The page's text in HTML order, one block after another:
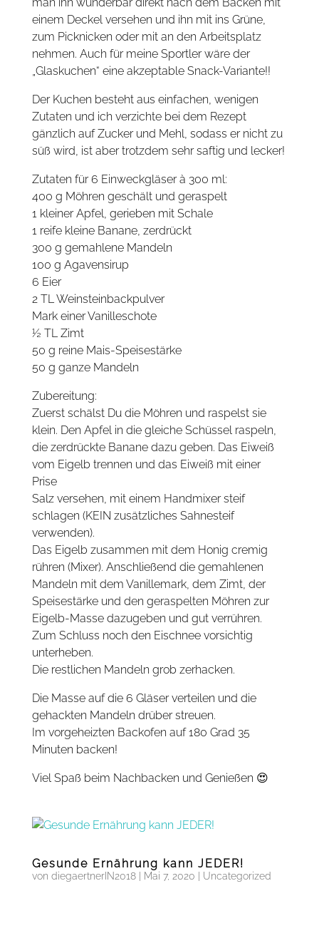
einem Deckel versehen und ihn mit ins Grüne,
zum Picknicken oder mit an den Arbeitsplatz
nehmen. Auch für meine Sportler wäre der
„Glaskuchen“ eine akzeptable Snack-Variante!!
Der Kuchen besteht aus einfachen, wenigen
Zutaten und ich verzichte bei dem Rezept
gänzlich auf Zucker und Mehl, sodass er nicht zu
süß wird, ist aber trotzdem sehr saftig und lecker!
Zutaten für 6 Einweckgläser à 300 ml:
400 g Möhren geschält und geraspelt
1 kleiner Apfel, gerieben mit Schale
1 reife kleine Banane, zerdrückt
300 g gemahlene Mandeln
100 g Agavensirup
6 Eier
2 TL Weinsteinbackpulver
Mark einer Vanilleschote
½ TL Zimt
50 g reine Mais-Speisestärke
50 g ganze Mandeln
Zubereitung:
Zuerst schälst Du die Möhren und raspelst sie
klein. Den Apfel in die gleiche Schüssel raspeln,
die zerdrückte Banane dazu geben. Das Eiweiß
vom Eigelb trennen und das Eiweiß mit einer
Prise
Salz versehen, mit einem Handmixer steif
schlagen (KEIN zusätzliches Sahnesteif
verwenden).
Das Eigelb zusammen mit dem Honig cremig
rühren (Mixer). Anschließend die gemahlenen
Mandeln mit dem Vanillemark, dem Zimt, der
Speisestärke und den geraspelten Möhren zur
Eigelb-Masse dazugeben und gut verrühren.
Zum Schluss noch den Eischnee vorsichtig
unterheben.
Die restlichen Mandeln grob zerhacken.
Die Masse auf die 6 Gläser verteilen und die
gehackten Mandeln drüber streuen.
Im vorgeheizten Backofen auf 180 Grad 35
Minuten backen!
Viel Spaß beim Nachbacken und Genießen 😍
Gesunde Ernährung kann JEDER!
von diegaertnerIN2018| Mai 7, 2020 Uncategorized